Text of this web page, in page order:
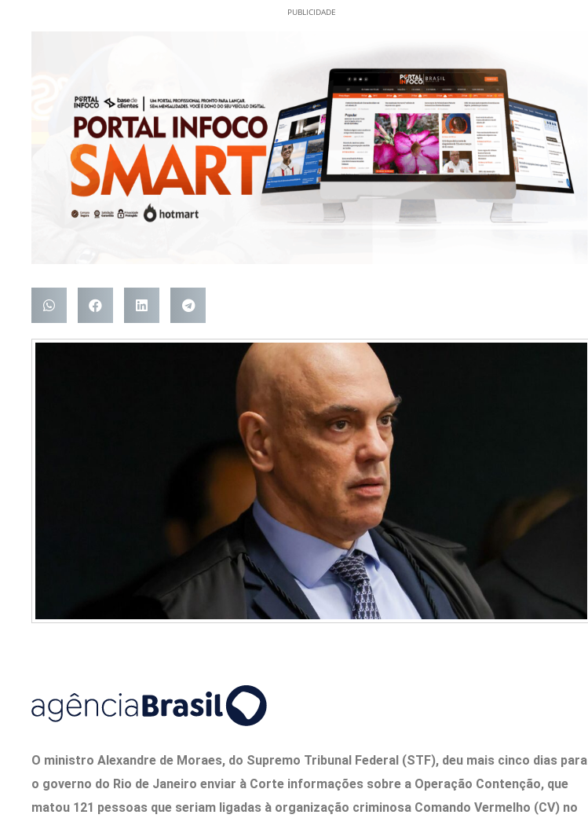
PUBLICIDADE
O ministro Alexandre de Moraes, do Supremo Tribunal Federal (STF), deu mais cinco dias para
o governo do Rio de Janeiro enviar à Corte informações sobre a Operação Contenção, que
matou 121 pessoas que seriam ligadas à organização criminosa Comando Vermelho (CV) no